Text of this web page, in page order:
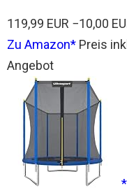
119,99 EUR −10,00
Zu Amazon
Preis
Angebot